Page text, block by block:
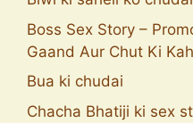
Boss Sex Story –
Gaand Aur Chut Ki
Bua ki chudai
Chacha Bhatiji ki sex